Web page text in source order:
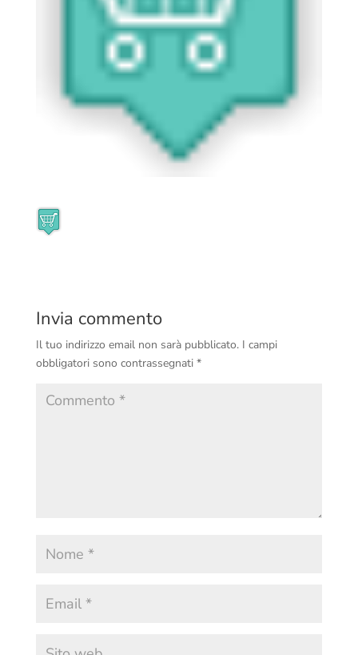
Invia commento
Il tuo indirizzo email non sarà pubblicato. I campi
obbligatori sono contrassegnati *